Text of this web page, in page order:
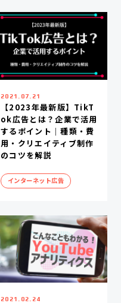
2021.07.21
【2023年最新版】TikT
ok広告とは？企業で活用
するポイント｜種類・費
用・クリエイティブ制作
のコツを解説
インターネット広告
2021.02.24